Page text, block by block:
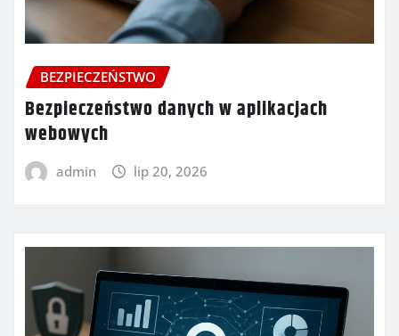
BEZPIECZEŃSTWO
Bezpieczeństwo danych w aplikacjach
webowych
admin lip 20, 2026